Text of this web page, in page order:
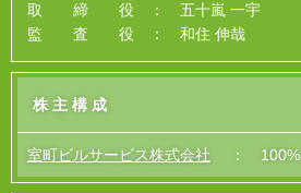
取 締 役 ： 五十嵐 一宇
監 査 役 ： 和住 伸哉
株主構成
室町ビルサービス株式会社 ： 100%